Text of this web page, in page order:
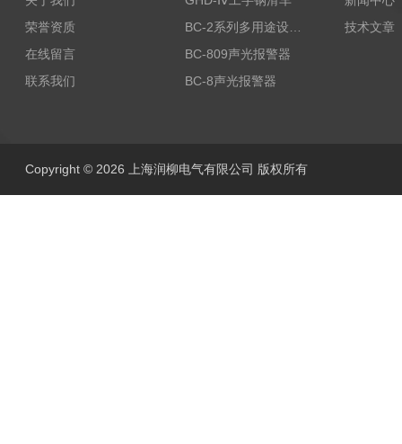
荣誉资质
在线留言
联系我们
BC-809声光报警器
BC-8声光报警器
技术文章
Copyright © 2026 上海润柳电气有限公司 版权所有